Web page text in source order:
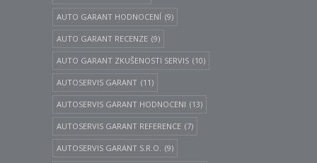
AUTO GARANT HODNOCENÍ (9)
AUTO GARANT RECENZE (9)
AUTO GARANT ZKUŠENOSTI SERVIS (10)
AUTOSERVIS GARANT (11)
AUTOSERVIS GARANT HODNOCENI (13)
AUTOSERVIS GARANT REFERENCE (7)
AUTOSERVIS GARANT S.R.O. (9)